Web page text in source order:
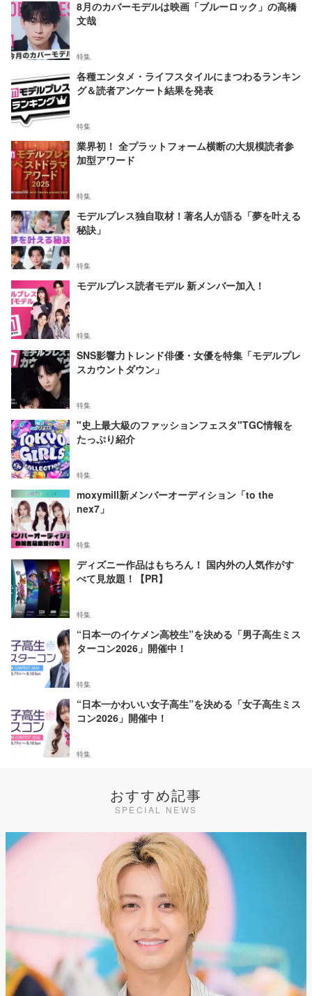
8月のカバーモデルは映画「ブルーロック」の高橋
文哉
特集
各種エンタメ・ライフスタイルにまつわるランキン
グ＆読者アンケート結果を発表
特集
業界初！ 全プラットフォーム横断の大規模読者参
加型アワード
特集
モデルプレス独自取材！著名人が語る「夢を叶える
秘訣」
特集
モデルプレス読者モデル 新メンバー加入！
特集
SNS影響力トレンド俳優・女優を特集「モデルプレ
スカウントダウン」
特集
"史上最大級のファッションフェスタ"TGC情報を
たっぷり紹介
特集
moxymill新メンバーオーディション「to the
nex7」
特集
ディズニー作品はもちろん！ 国内外の人気作がす
べて見放題！【PR】
特集
“日本一のイケメン高校生”を決める「男子高生ミス
ターコン2026」開催中！
特集
“日本一かわいい女子高生”を決める「女子高生ミス
コン2026」開催中！
特集
おすすめ記事
SPECIAL NEWS